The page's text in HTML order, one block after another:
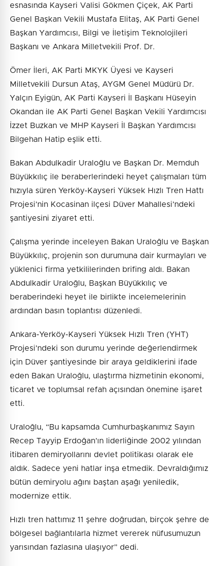
esnasında Kayseri Valisi Gökmen Çiçek, AK Parti
Genel Başkan Vekili Mustafa Elitaş, AK Parti Genel
Başkan Yardımcısı, Bilgi ve İletişim Teknolojileri
Başkanı ve Ankara Milletvekili Prof. Dr.
Ömer İleri, AK Parti MKYK Üyesi ve Kayseri
Milletvekili Dursun Ataş, AYGM Genel Müdürü Dr.
Yalçın Eyigün, AK Parti Kayseri İl Başkanı Hüseyin
Okandan ile AK Parti Genel Başkan Vekili Yardımcısı
İzzet Buzkan ve MHP Kayseri İl Başkan Yardımcısı
Bilgehan Hatip eşlik etti.
Bakan Abdulkadir Uraloğlu ve Başkan Dr. Memduh
Büyükkılıç ile beraberlerindeki heyet çalışmaları tüm
hızıyla süren Yerköy-Kayseri Yüksek Hızlı Tren Hattı
Projesi’nin Kocasinan ilçesi Düver Mahallesi’ndeki
şantiyesini ziyaret etti.
Çalışma yerinde inceleyen Bakan Uraloğlu ve Başkan
Büyükkılıç, projenin son durumuna dair kurmayları ve
yüklenici firma yetkililerinden brifing aldı. Bakan
Abdulkadir Uraloğlu, Başkan Büyükkılıç ve
beraberindeki heyet ile birlikte incelemelerinin
ardından basın toplantısı düzenledi.
Ankara-Yerköy-Kayseri Yüksek Hızlı Tren (YHT)
Projesi’ndeki son durumu yerinde değerlendirmek
için Düver şantiyesinde bir araya geldiklerini ifade
eden Bakan Uraloğlu, ulaştırma hizmetinin ekonomi,
ticaret ve toplumsal refah açısından önemine işaret
etti.
Uraloğlu, “Bu kapsamda Cumhurbaşkanımız Sayın
Recep Tayyip Erdoğan’ın liderliğinde 2002 yılından
itibaren demiryollarını devlet politikası olarak ele
aldık. Sadece yeni hatlar inşa etmedik. Devraldığımız
bütün demiryolu ağını baştan aşağı yeniledik,
modernize ettik.
Hızlı tren hattımız 11 şehre doğrudan, birçok şehre de
bölgesel bağlantılarla hizmet vererek nüfusumuzun
yarısından fazlasına ulaşıyor” dedi.